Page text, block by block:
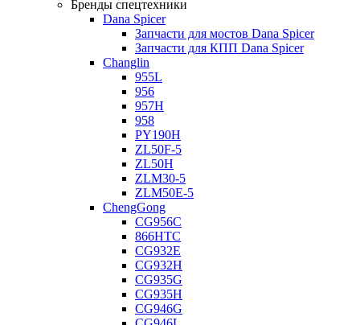
Бренды спецтехники
Dana Spicer
Запчасти для мостов Dana Spicer
Запчасти для КПП Dana Spicer
Changlin
955L
956
957H
958
PY190H
ZL50F-5
ZL50H
ZLM30-5
ZLM50E-5
ChengGong
CG956C
866HTC
CG932E
CG932H
CG935G
CG935H
CG946G